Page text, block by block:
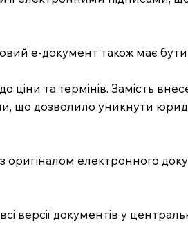
е-документ також має
та термінів. Замість
що дозволило уникнути
оригіналом електронного
версії документів у